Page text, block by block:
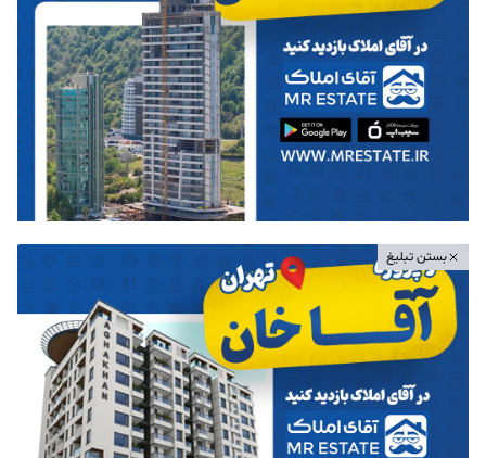
بستن تبلیغ